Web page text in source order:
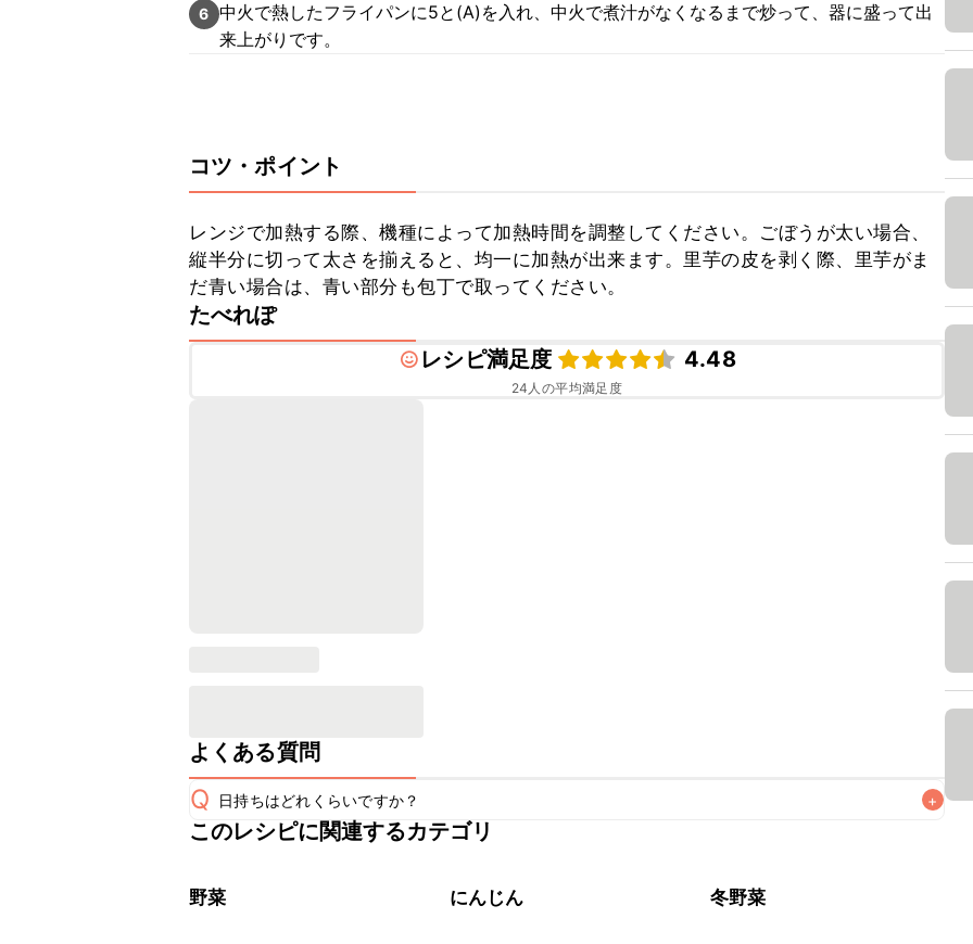
6 中火で熱したフライパンに5と(A)を入れ、中火で煮汁がなくなるまで炒って、器に盛って出
来上がりです。
コツ・ポイント
レンジで加熱する際、機種によって加熱時間を調整してください。ごぼうが太い場合、
縦半分に切って太さを揃えると、均一に加熱が出来ます。里芋の皮を剥く際、里芋がま
だ青い場合は、青い部分も包丁で取ってください。
たべれぽ
レシピ満足度
4.48
24 人の平均満足度
よくある質問
Q 日持ちはどれくらいですか？ +
保存期間は冷蔵で翌日中が目安です。なるべくお早めにお召し上がりください。
※日持ちは目安です。
このレシピに関連するカテゴリ
野菜 にんじん 冬野菜